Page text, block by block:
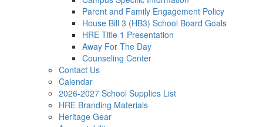
Parent and Family Engagement Policy
House Bill 3 (HB3) School Board Goals
HRE Title 1 Presentation
Away For The Day
Counseling Center
Contact Us
Calendar
2026-2027 School Supplies List
HRE Branding Materials
Heritage Gear